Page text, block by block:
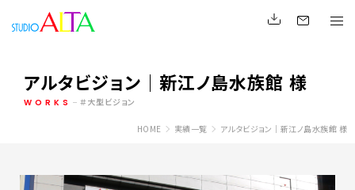
アルタビジョン｜新江ノ島水族館 様
WORKS 大型ビジョン
HOME 実績一覧 アルタビジョン｜新江ノ島水族館 様